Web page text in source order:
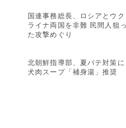
国連事務総長、ロシアとウク
ライナ両国を非難 民間人狙っ
た攻撃めぐり
北朝鮮指導部、夏バテ対策に
犬肉スープ「補身湯」推奨